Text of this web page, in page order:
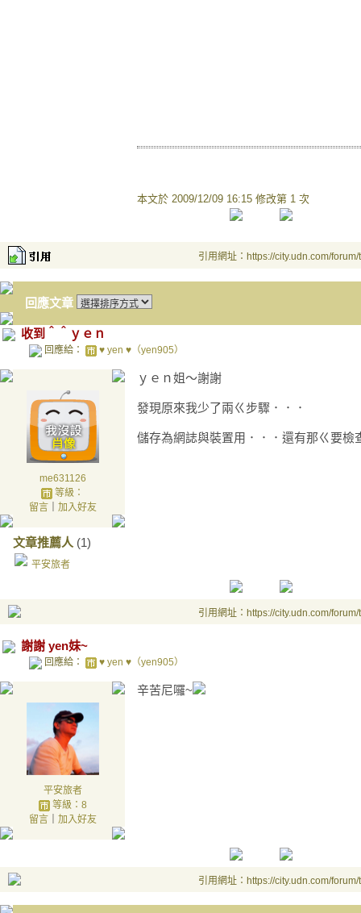
本文於 2009/12/09 16:15 修改第 1 次
引用網址：https://city.udn.com/
回應文章
收到＾＾ｙｅｎ
回應給： ♥ yen ♥（yen905）
me631126
等級：
留言｜ 加入好友
文章推薦人 (1)
平安旅者
ｙｅｎ姐～謝謝
發現原來我少了兩ㄍ步驟．．．
儲存為網誌與裝置用．．．還有那ㄍ要檢
引用網址：https://city.udn.com/
謝謝 yen妹~
回應給： ♥ yen ♥（yen905）
平安旅者
等級：8
留言｜ 加入好友
辛苦尼囉~
引用網址：https://city.udn.com/